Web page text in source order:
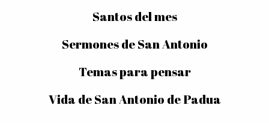
Santos del mes
Sermones de San Antonio
Temas para pensar
Vida de San Antonio de Padua